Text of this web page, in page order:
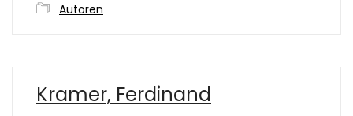
Autoren
Kramer, Ferdinand